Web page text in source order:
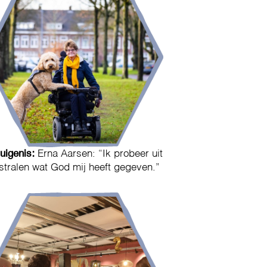
Erna Aarsen: “Ik probeer uit
wat God mij heeft gegeven.”